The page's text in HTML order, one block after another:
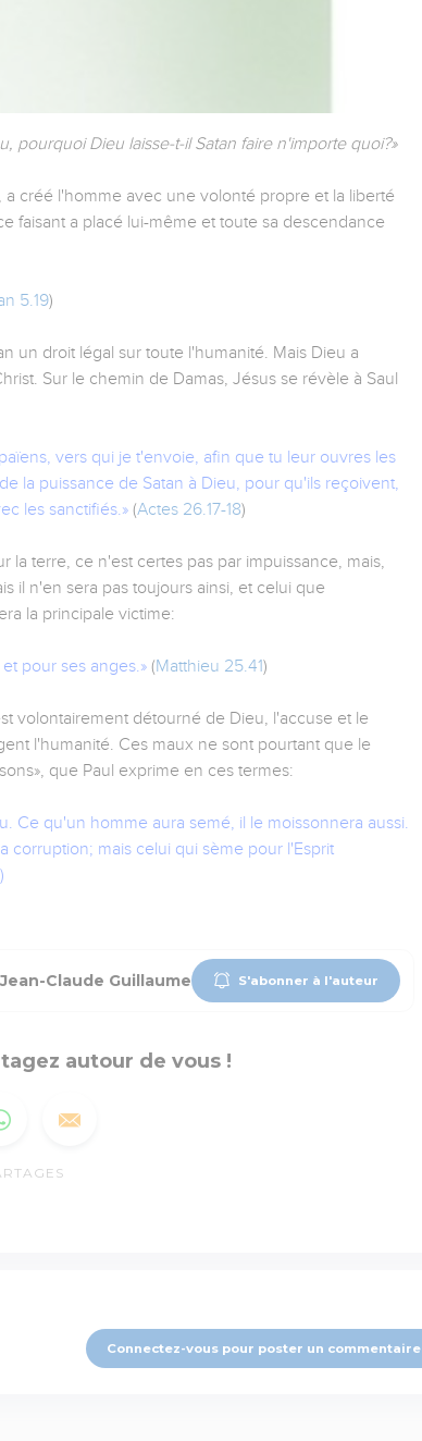
pourquoi Dieu laisse-t-il Satan faire n'importe quoi?»
créé l'homme avec une volonté propre et la liberté
faisant a placé lui-même et toute sa descendance
5.19)
un droit légal sur toute l'humanité. Mais Dieu a
Sur le chemin de Damas, Jésus se révèle à Saul
vers qui je t'envoie, afin que tu leur ouvres les
la puissance de Satan à Dieu, pour qu'ils reçoivent,
les sanctifiés.»(Actes 26.17-18)
la terre, ce n'est certes pas par impuissance, mais,
il n'en sera pas toujours ainsi, et celui que
la principale victime:
pour ses anges.»(Matthieu 25.41)
volontairement détourné de Dieu, l'accuse et le
l'humanité. Ces maux ne sont pourtant que le
que Paul exprime en ces termes:
Ce qu'un homme aura semé, il le moissonnera aussi.
corruption; mais celui qui sème pour l'Esprit
)
Jean-Claude Guillaume S'abonner à l'auteur
autour de vous !
Connectez-vous pour poster un commentaire